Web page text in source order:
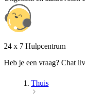
24 x 7 Hulpcentrum
Heb je een vraag? Chat
Thuis